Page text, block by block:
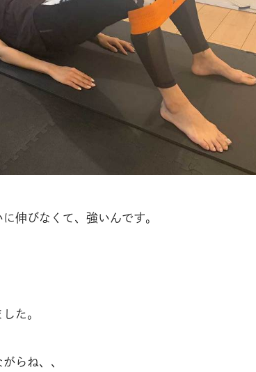
伸びなくて、強いんです。
た。
らね、、